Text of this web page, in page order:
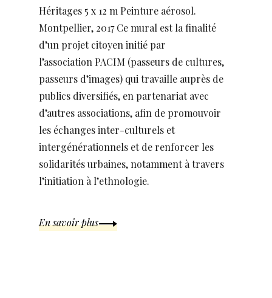
Héritages 5 x 12 m Peinture aérosol.
Montpellier, 2017 Ce mural est la finalité
d’un projet citoyen initié par
l’association PACIM (passeurs de cultures,
passeurs d’images) qui travaille auprès de
publics diversifiés, en partenariat avec
d’autres associations, afin de promouvoir
les échanges inter-culturels et
intergénérationnels et de renforcer les
solidarités urbaines, notamment à travers
l’initiation à l’ethnologie.
En savoir plus